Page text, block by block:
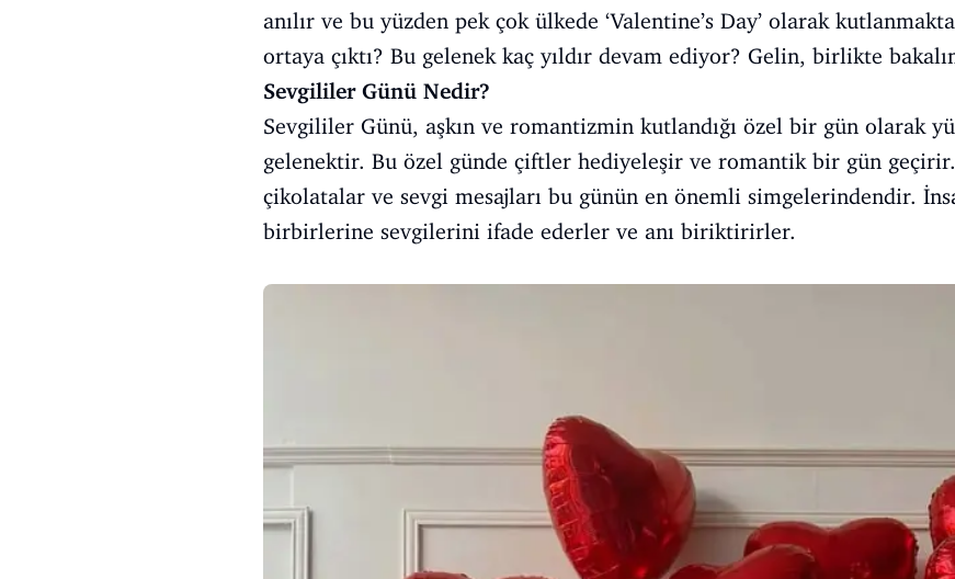
anılır ve bu yüzden pek çok ülkede ‘Valentine’s Day’ olarak
ortaya çıktı? Bu gelenek kaç yıldır devam ediyor? Gelin, birlikte
Sevgililer Günü Nedir?
Sevgililer Günü, aşkın ve romantizmin kutlandığı özel bir gün olarak
gelenektir. Bu özel günde çiftler hediyeleşir ve romantik bir gün
çikolatalar ve sevgi mesajları bu günün en önemli simgelerindendir.
birbirlerine sevgilerini ifade ederler ve anı biriktirirler.